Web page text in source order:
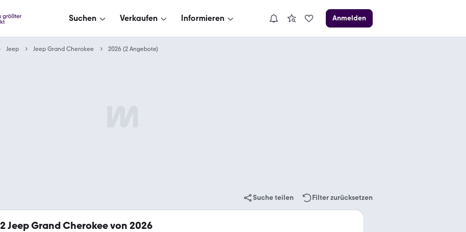
Suchen Verkaufen Informieren Anmelden
Jeep Jeep Grand Cherokee 2026 (2 Angebote)
Suche teilen Filter zurücksetzen
2Jeep Grand Cherokee von 2026